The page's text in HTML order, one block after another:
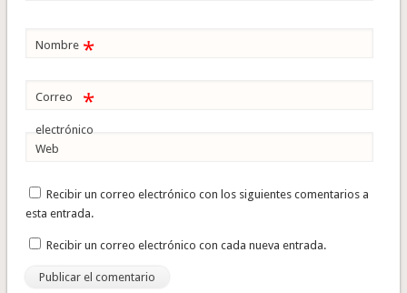
Nombre *
Correo
electrónico
*
Web
Recibir un correo electrónico con los siguientes comentarios a
esta entrada.
Recibir un correo electrónico con cada nueva entrada.